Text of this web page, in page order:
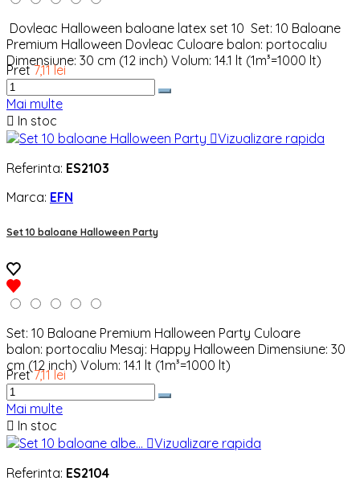
Dovleac Halloween baloane latex set 10 Set: 10 Baloane
Premium Halloween Dovleac Culoare balon: portocaliu
Dimensiune: 30 cm (12 inch) Volum: 14.1 lt (1m³=1000 lt)
Pret 7,11 lei
Mai multe
 In stoc
Vizualizare rapida
Referinta: ES2103
Marca: EFN
Set 10 baloane Halloween Party
Set: 10 Baloane Premium Halloween Party Culoare
balon: portocaliu Mesaj: Happy Halloween Dimensiune: 30
cm (12 inch) Volum: 14.1 lt (1m³=1000 lt)
Pret 7,11 lei
Mai multe
 In stoc
Vizualizare rapida
Referinta: ES2104